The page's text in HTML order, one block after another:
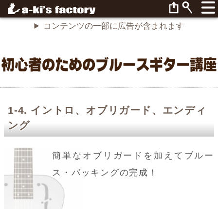
イントロ、オブリガード、エンディ
ング
簡単なオブリガードを加えてブルー
ス・バッキングの完成！
コンテンツの一部に広告が含まれます